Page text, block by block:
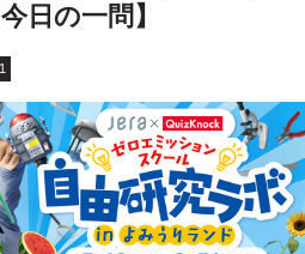
日の一問】